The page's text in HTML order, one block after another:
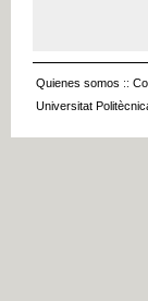
Quienes somos ::
Universitat